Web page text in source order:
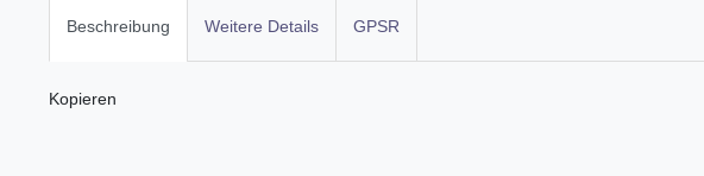
Beschreibung Weitere Details GPSR
Kopieren